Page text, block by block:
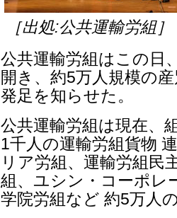
［出処:公共運輸労組］
公共運輸労組はこの日
開き、約5万人規模の
発足を知らせた。
公共運輸労組は現在、
1千人の運輸労組貨物
リア労組、運輸労組民
組、ユシン・コーポレ
学院労組など 約5万人